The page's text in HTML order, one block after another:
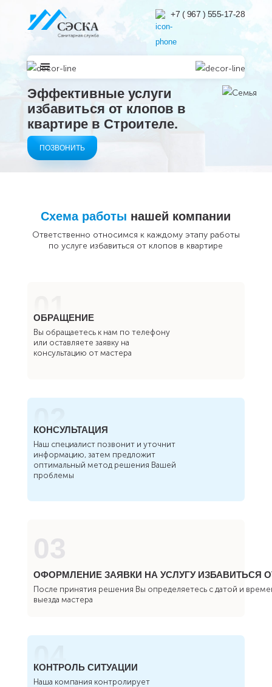
+7 ( 967 ) 555-17-28
Эффективные услуги
избавиться от клопов в
квартире в Строителе.
ПОЗВОНИТЬ
Схема работы нашей компании
Ответственно относимся к каждому этапу работы
по услуге избавиться от клопов в квартире
01
ОБРАЩЕНИЕ
Вы обращаетесь к нам по телефону
или оставляете заявку на
консультацию от мастера
02
КОНСУЛЬТАЦИЯ
Наш специалист позвонит и уточнит
информацию, затем предложит
оптимальный метод решения Вашей
проблемы
ОФОРМЛЕНИЕ ЗАЯВКИ НА УСЛУГУ ИЗБАВИТЬСЯ
После принятия решения Вы определяетесь с датой и
выезда мастера
04
КОНТРОЛЬ СИТУАЦИИ
Наша компания контролирует